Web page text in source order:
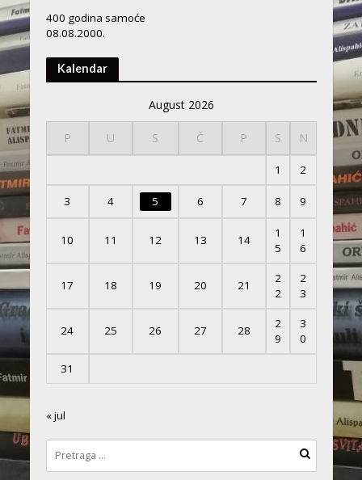
400 godina samoće
08.08.2000.
Kalendar
August 2026
P U S Č P S N
1 2
3 4 5 6 7 8 9
10 11 12 13 14
1
5
1
6
17 18 19 20 21
2
2
2
3
24 25 26 27 28
2
9
3
0
31
« jul